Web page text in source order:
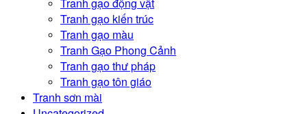
Tranh gạo kiến trúc
Tranh gạo màu
Tranh Gạo Phong Cảnh
Tranh gạo thư pháp
Tranh gạo tôn giáo
Tranh sơn mài